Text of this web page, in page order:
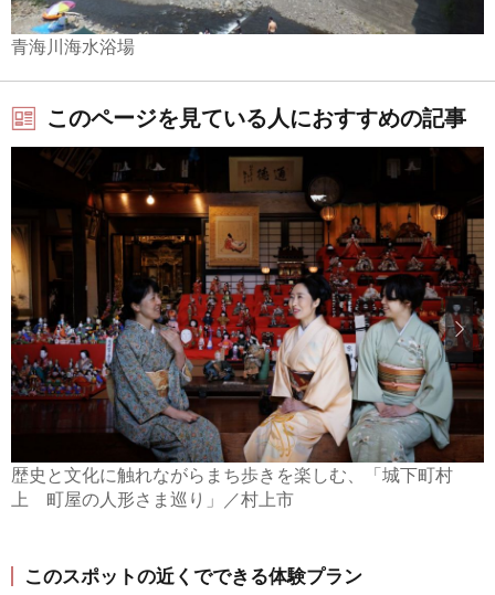
青海川海水浴場
このページを見ている人におすすめの記事
歴史と文化に触れながらまち歩きを楽しむ、「城下町村
上 町屋の人形さま巡り」／村上市
このスポットの近くでできる体験プラン